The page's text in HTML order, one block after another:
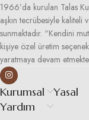
1966’da kurulan Talas
aşkın tecrübesiyle kaliteli
sunmaktadır. “Kendini
kişiye özel üretim
yaratmaya devam
Kurumsal
Yardım
Yasal